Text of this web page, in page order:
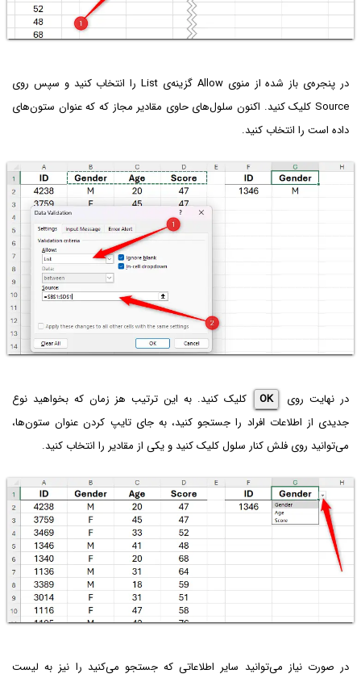
در پنجره‌ی باز شده از منوی Allow گزینه‌ی List را انتخاب کنید و سپس روی
Source کلیک کنید. اکنون سلول‌های حاوی مقادیر مجاز که که عنوان ستون‌های
داده است را انتخاب کنید.
در نهایت روی OK
کلیک کنید. به این ترتیب هز زمان که بخواهید نوع
جدیدی از اطلاعات افراد را جستجو کنید، به جای تایپ کردن عنوان ستون‌ها،
می‌توانید روی فلش کنار سلول کلیک کنید و یکی از مقادیر را انتخاب کنید.
در صورت نیاز می‌توانید سایر اطلاعاتی که جستجو می‌کنید را نیز به لیست